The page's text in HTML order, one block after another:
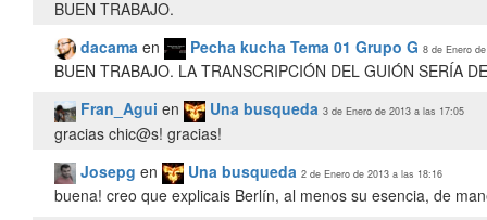
dacama en Pecha kucha Tema 01 Grupo G 8 de Enero
BUEN TRABAJO. LA TRANSCRIPCIÓN DEL GUIÓN SERÍA
Fran_Agui en Una busqueda 3 de Enero de 2013 a las 17:05
Josepg en Una busqueda 2 de Enero de 2013 a las 18:16
buena! creo que explicais Berlín, al menos su esencia, de